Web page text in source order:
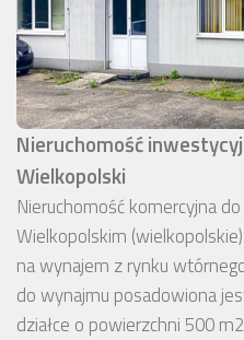
Nieruchomość
Wielkopolski
Nieruchomość komercyjna
Wielkopolskim
na wynajem z rynku
do wynajmu posadowiona
działce o powierzchni 500